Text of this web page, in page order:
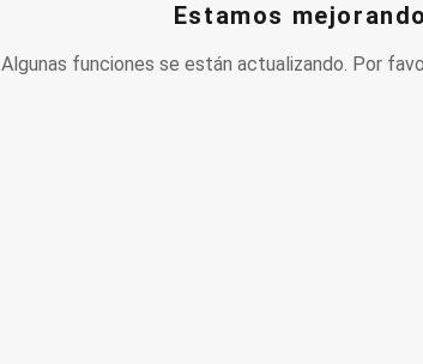
Estamos
Algunas funciones se están actualizando. Por